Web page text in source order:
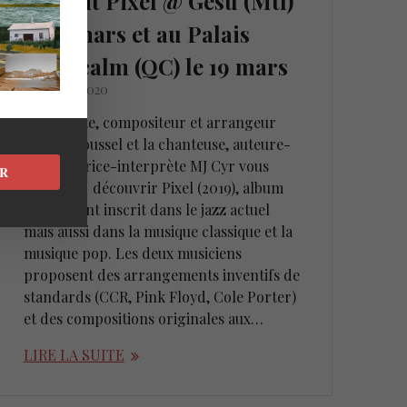
le 18 mars et au Palais
Montcalm (QC) le 19 mars
18 février 2020
Le pianiste, compositeur et arrangeur
Martin Roussel et la chanteuse, auteure-
compositrice-interprète MJ Cyr vous
invitent à découvrir Pixel (2019), album
résolument inscrit dans le jazz actuel
mais aussi dans la musique classique et la
musique pop. Les deux musiciens
proposent des arrangements inventifs de
standards (CCR, Pink Floyd, Cole Porter)
et des compositions originales aux…
LIRE LA SUITE